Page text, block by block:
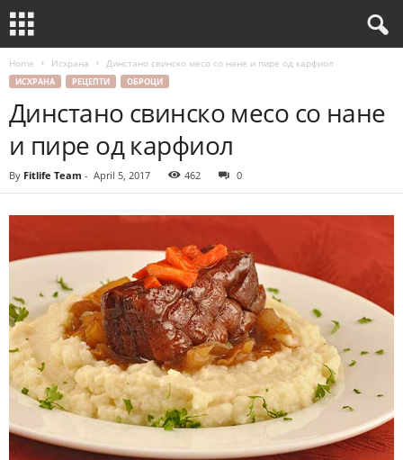
Home Исхрана Динстано свинско месо со нане и пире од карфиол
ИСХРАНА РЕЦЕПТИ ОБРОЦИ
Динстано свинско месо со нане
и пире од карфиол
By Fitlife Team - April 5, 2017 462 0